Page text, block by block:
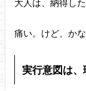
大人は、納得し
痛い。けど、かな
実行意図は